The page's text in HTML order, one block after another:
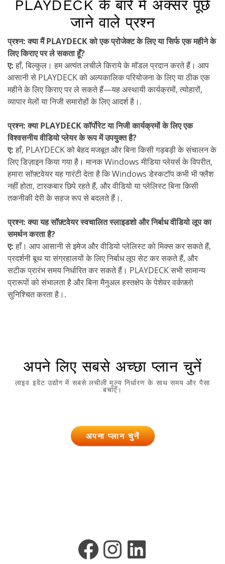
PLAYDECK के बारे में अक्सर पूछे
जाने वाले प्रश्न
प्रश्न: क्या मैं PLAYDECK को एक प्रोजेक्ट के लिए या सिर्फ एक महीने के
लिए किराए पर ले सकता हूँ?
ए:हाँ, बिल्कुल। हम अत्यंत लचीले किराये के मॉडल प्रदान करते हैं। आप
आसानी से PLAYDECK को अल्पकालिक परियोजना के लिए या ठीक एक
महीने के लिए किराए पर ले सकते हैं—यह अस्थायी कार्यक्रमों, त्योहारों,
व्यापार मेलों या निजी समारोहों के लिए आदर्श है।.
प्रश्न: क्या PLAYDECK कॉर्पोरेट या निजी कार्यक्रमों के लिए एक
विश्वसनीय वीडियो प्लेयर के रूप में उपयुक्त है?
ए:हाँ, PLAYDECK को बेहद मजबूत और बिना किसी गड़बड़ी के संचालन के
लिए डिज़ाइन किया गया है। मानक Windows मीडिया प्लेयर्स के विपरीत,
हमारा सॉफ़्टवेयर यह गारंटी देता है कि Windows डेस्कटॉप कभी भी फ्लैश
नहीं होता, टास्कबार छिपे रहते हैं, और वीडियो या प्लेलिस्ट बिना किसी
तकनीकी देरी के सहज रूप से बदलते हैं।.
प्रश्न: क्या यह सॉफ़्टवेयर स्वचालित स्लाइडशो और निर्बाध वीडियो लूप का
समर्थन करता है?
ए:हाँ। आप आसानी से इमेज और वीडियो प्लेलिस्ट को मिक्स कर सकते हैं,
प्रदर्शनी बूथ या संग्रहालयों के लिए निर्बाध लूप सेट कर सकते हैं, और
सटीक प्रारंभ समय निर्धारित कर सकते हैं। PLAYDECK सभी सामान्य
प्रारूपों को संभालता है और बिना मैनुअल हस्तक्षेप के पेशेवर वर्कफ़्लो
सुनिश्चित करता है।.
अपने लिए सबसे अच्छा प्लान चुनें
लाइव इवेंट उद्योग में सबसे लचीली मूल्य निर्धारण के साथ समय और पैसा
बचाएँ।
अपना प्लान चुनें
फेसबुक
इंस्टाग्राम
लिंक्डइन